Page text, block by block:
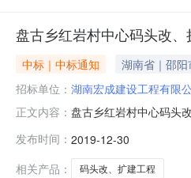
盘古乡红岩村中心码头改
中标｜中标通知
湖南省｜邵
招标单位： 湖南宏成建设工程有限
正文内容： 盘古乡红岩村中心码头
情况1、供应商产生方
宏成
发布时间： 2019-12-30
相关产品：
码头改、扩建工程